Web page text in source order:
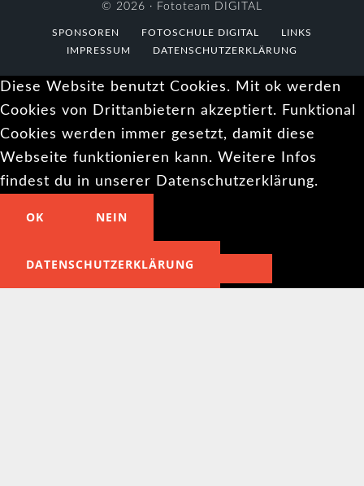
© 2026 · Fototeam DIGITAL
SPONSOREN FOTOSCHULE DIGITAL
LINKS
IMPRESSUM
DATENSCHUTZERKLÄRUNG
Diese Website benutzt Cookies. Mit ok werden
Cookies von Drittanbietern akzeptiert. Funktional
Cookies werden immer gesetzt, damit diese
Webseite funktionieren kann. Weitere Infos
findest du in unserer Datenschutzerklärung.
OK NEIN
DATENSCHUTZERKLÄRUNG